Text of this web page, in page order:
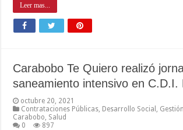
Leer mas...
Carabobo Te Quiero realizó
saneamiento intensivo en C.D.I.
octubre 20, 2021
Contrataciones Públicas Desarrollo Social Gestión
Carabobo Salud
0
897